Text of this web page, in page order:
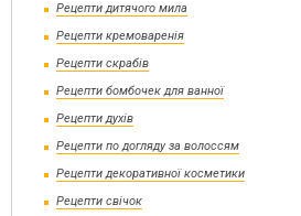
Рецепти дитячого мила
Рецепти кремоваренія
Рецепти скрабів
Рецепти бомбочек для ванної
Рецепти духів
Рецепти по догляду за волоссям
Рецепти декоративної косметики
Рецепти свічок